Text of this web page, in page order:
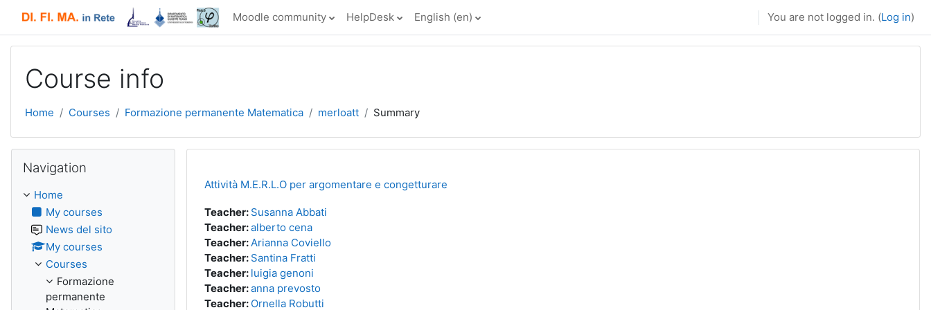
Moodle community HelpDesk English ‎(en)‎ You are not logged in. (Log in)
Course info
Home Courses Formazione permanente Matematica merloatt Summary
Attività M.E.R.L.O per argomentare e congetturare
Teacher: Susanna Abbati
Teacher:alberto cena
Teacher:Arianna Coviello
Teacher: Santina Fratti
Teacher: luigia genoni
Teacher:anna prevosto
Teacher: Ornella Robutti
Navigation
Home
My courses
News del sito
My courses
Courses
Formazione
permanente